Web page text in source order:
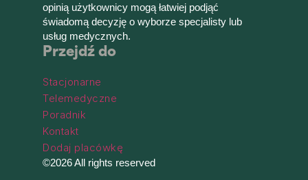
opinią użytkownicy mogą łatwiej podjąć
świadomą decyzję o wyborze specjalisty lub
usług medycznych.
Przejdź do
Stacjonarne
Telemedyczne
Poradnik
Kontakt
Dodaj placówkę
©2026 All rights reserved